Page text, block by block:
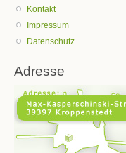
Kontakt
Impressum
Datenschutz
Adresse